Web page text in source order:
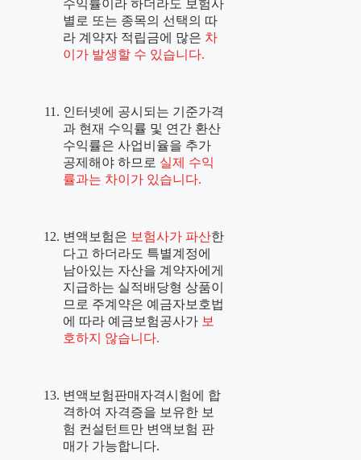
수익률이라 하더라도 보험사
별로 또는 종목의 선택의 따
라 계약자 적립금에 많은 차
이가 발생할 수 있습니다.
인터넷에 공시되는 기준가격
과 현재 수익률 및 연간 환산
수익률은 사업비율을 추가
공제해야 하므로 실제 수익
률과는 차이가 있습니다.
변액보험은 보험사가 파산한
다고 하더라도 특별계정에
남아있는 자산을 계약자에게
지급하는 실적배당형 상품이
므로 주계약은 예금자보호법
에 따라 예금보험공사가 보
호하지 않습니다.
변액보험판매자격시험에 합
격하여 자격증을 보유한 보
험 컨설턴트만 변액보험 판
매가 가능합니다.